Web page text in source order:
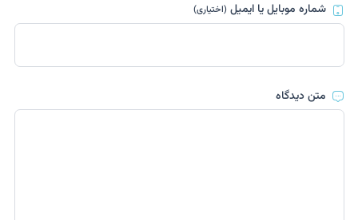
شماره موبایل یا ایمیل(اختیاری)
متن دیدگاه